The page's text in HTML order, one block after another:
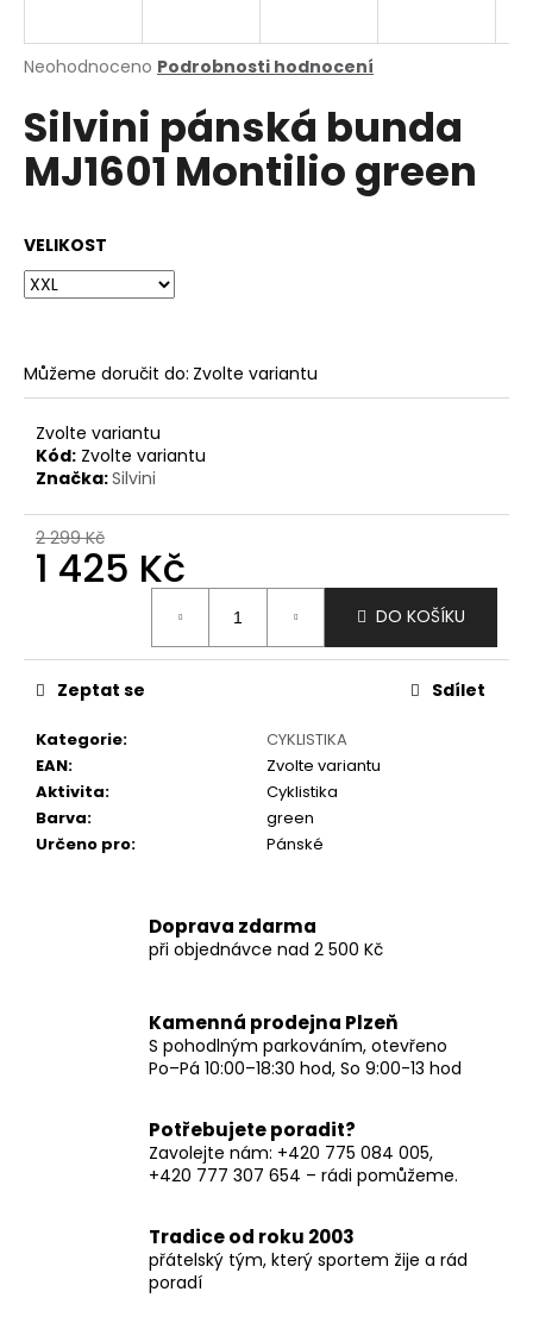
Průměrné
produktu
je
0,0
Neohodnoceno Podrobnosti hodnocení
Silvini pánská bunda
MJ1601 Montilio green
VELIKOST
Můžeme doručit do: Zvolte variantu
Zvolte variantu
Kód: Zvolte variantu
Značka:Silvini
2 299 Kč
1 425 Kč
DO KOŠÍKU
Kategorie:
CYKLISTIKA
EAN:
Zvolte variantu
Aktivita:
Cyklistika
Barva:
green
Určeno pro: Pánské
Zeptat se Sdílet
Doprava zdarma
při objednávce nad 2 500 Kč
Kamenná prodejna Plzeň
S pohodlným parkováním, otevřeno
Po–Pá 10:00–18:30 hod, So 9:00-13 hod
Potřebujete poradit?
Zavolejte nám: +420 775 084 005,
+420 777 307 654 – rádi pomůžeme.
Tradice od roku 2003
přátelský tým, který sportem žije a rád
poradí
j
t
?
D
o
p
o
u
č
u
e